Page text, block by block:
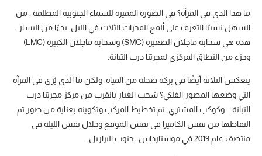
ما هذا الذي في المرآة؟ في الصورة المميزة للسماء الجنوبية المظلمة ، من
السهل نسبيًا التعرف على ألمع المجرات الثلاث في الليل. بدءًا من اليسار ،
هذه هي سحابة ماجلان الصغيرة (SMC) وسحابة ماجلان الكبيرة (LMC)
وجزء من النطاق المركزي لمجرتنا درب التبانة.
ينعكس الثلاثة أيضًا في بركة ضحلة من المياه. ولكن ما الذي يُرى في المرآة
التي وضعها المصور الفلكي؟ سُحب الغبار بالقرب من مركز مجرتنا درب
التبانة – وكوكب المشتري. تم تخطيط المركب وتكوينه بعناية من صور تم
التقاطها من نفس الكاميرا في نفس الموقع وخلال نفس الليلة في
منتصف عام 2019 في موستارداس ، جنوب البرازيل.